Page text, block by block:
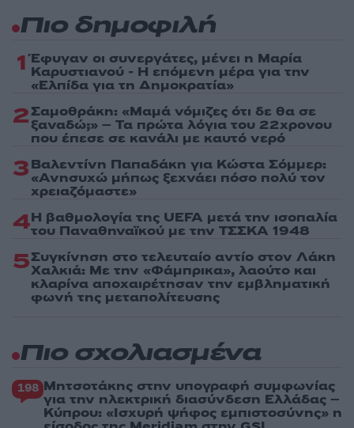
Πιο δημοφιλή
1 Έφυγαν οι συνεργάτες, μένει η Μαρία
Καρυστιανού - Η επόμενη μέρα για την
«Ελπίδα για τη Δημοκρατία»
2Σαμοθράκη: «Μαμά νόμιζες ότι δε θα σε
ξαναδώ;» – Τα πρώτα λόγια του 22χρονου
που έπεσε σε κανάλι με καυτό νερό
3Βαλεντίνη Παπαδάκη για Κώστα Σόμμερ:
«Ανησυχώ μήπως ξεχνάει πόσο πολύ τον
χρειαζόμαστε»
4Η βαθμολογία της UEFA μετά την ισοπαλία
του Παναθηναϊκού με την ΤΣΣΚΑ 1948
5Συγκίνηση στο τελευταίο αντίο στον Λάκη
Χαλκιά: Με την «Φάμπρικα», λαούτο και
κλαρίνα αποχαιρέτησαν την εμβληματική
φωνή της μεταπολίτευσης
Πιο σχολιασμένα
198 Μητσοτάκης στην υπογραφή συμφωνίας
για την ηλεκτρική διασύνδεση Ελλάδας –
Κύπρου: «Ισχυρή ψήφος εμπιστοσύνης» η